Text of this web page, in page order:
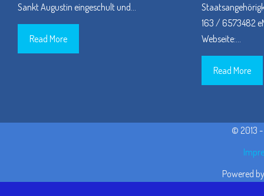
Sankt Augustin eingeschult und
Read More
163 / 6573482
Webseite:
Read More
© 2013
Powered